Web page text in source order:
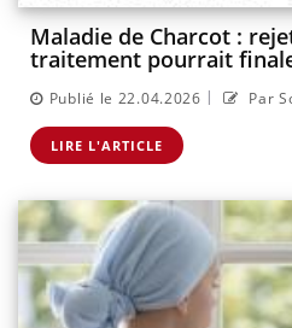
Maladie de Charcot :
traitement pourrait
Publié le 22.04.2026 | Par
LIRE L'ARTICLE